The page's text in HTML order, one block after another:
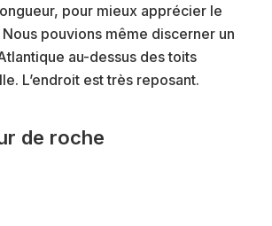
pour mieux apprécier le
pouvions même discerner un
au-dessus des toits
L’endroit est très reposant.
de roche